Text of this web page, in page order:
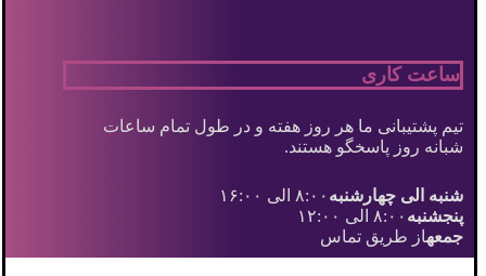
ساعت کاری
تیم پشتیبانی ما هر روز هفته و در طول تمام ساعات
شبانه روز پاسخگو هستند.
شنبه الی چهارشنبه ۸:۰۰ الی ۱۶:۰۰
پنجشنبه ۸:۰۰ الی ۱۲:۰۰
جمعهاز طریق تماس